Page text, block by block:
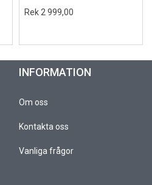
Rek 2 999,00
INFORMATION
Om oss
Kontakta oss
Vanliga frågor